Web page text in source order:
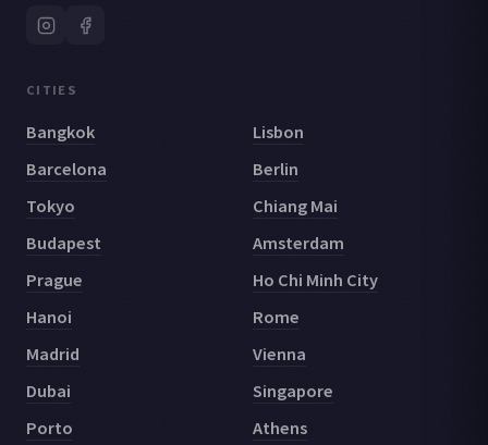
CITIES
Bangkok
Lisbon
Barcelona
Berlin
Tokyo
Chiang Mai
Budapest
Amsterdam
Prague
Ho Chi Minh City
Hanoi
Rome
Madrid
Vienna
Dubai
Singapore
Porto
Athens